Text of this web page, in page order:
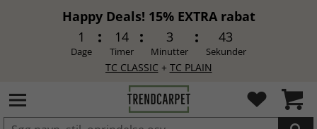
Happy Deals! 15% EXTRA rabat
1
Dage
14
Timer
3
Minutter
43
Sekunder
TC CLASSIC + TC PLAIN